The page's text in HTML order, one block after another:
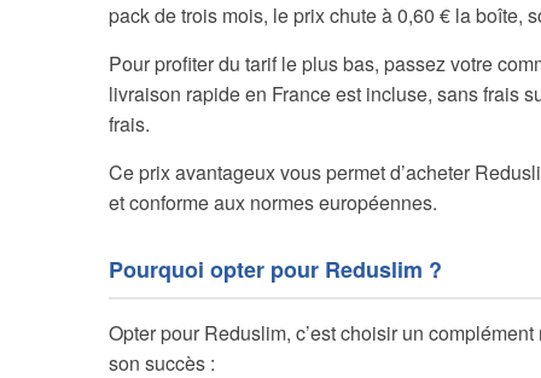
pack de trois mois, le prix chute à 0,60 € la boîte,
Pour profiter du tarif le plus bas, passez votre
livraison rapide en France est incluse, sans frais
frais.
Ce prix avantageux vous permet d’acheter
et conforme aux normes européennes.
Pourquoi opter pour Reduslim ?
Opter pour Reduslim, c’est choisir un
son succès :